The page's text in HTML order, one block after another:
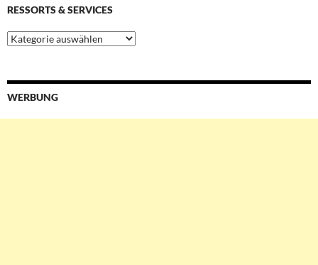
RESSORTS & SERVICES
Ressorts
&
WERBUNG